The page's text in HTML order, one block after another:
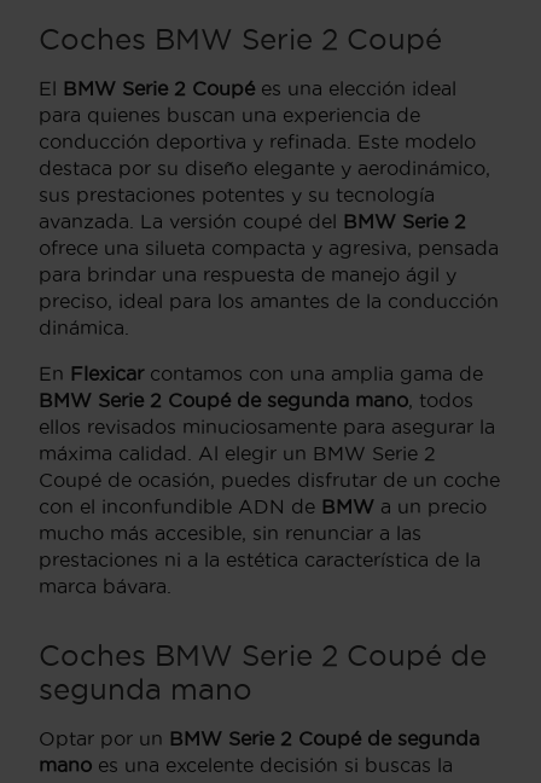
Coches BMW Serie 2 Coupé
El BMW Serie 2 Coupé es una elección ideal
para quienes buscan una experiencia de
conducción deportiva y refinada. Este modelo
destaca por su diseño elegante y aerodinámico,
sus prestaciones potentes y su tecnología
avanzada. La versión coupé del BMW Serie 2
ofrece una silueta compacta y agresiva, pensada
para brindar una respuesta de manejo ágil y
preciso, ideal para los amantes de la conducción
dinámica.
En Flexicarcontamos con una amplia gama de
BMW Serie 2 Coupé de segunda mano , todos
ellos revisados minuciosamente para asegurar la
máxima calidad. Al elegir un BMW Serie 2
Coupé de ocasión, puedes disfrutar de un coche
con el inconfundible ADN de BMW a un precio
mucho más accesible, sin renunciar a las
prestaciones ni a la estética característica de la
marca bávara.
Coches BMW Serie 2 Coupé de
segunda mano
Optar por un BMW Serie 2 Coupé de segunda
mano es una excelente decisión si buscas la